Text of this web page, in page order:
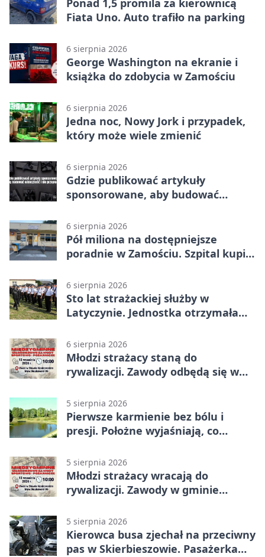
Ponad 1,5 promila za kierownicą
Fiata Uno. Auto trafiło na parking
6 sierpnia 2026
George Washington na ekranie i
książka do zdobycia w Zamościu
6 sierpnia 2026
Jedna noc, Nowy Jork i przypadek,
który może wiele zmienić
6 sierpnia 2026
Gdzie publikować artykuły
sponsorowane, aby budować
6 sierpnia 2026
Pół miliona na dostępniejsze
poradnie w Zamościu. Szpital kupi
6 sierpnia 2026
Sto lat strażackiej służby w
Latyczynie. Jednostka otrzymała
6 sierpnia 2026
Młodzi strażacy staną do
rywalizacji. Zawody odbędą się w
5 sierpnia 2026
Pierwsze karmienie bez bólu i
presji. Położne wyjaśniają, co
5 sierpnia 2026
Młodzi strażacy wracają do
rywalizacji. Zawody w gminie
5 sierpnia 2026
Kierowca busa zjechał na przeciwny
pas w Skierbieszowie. Pasażerka